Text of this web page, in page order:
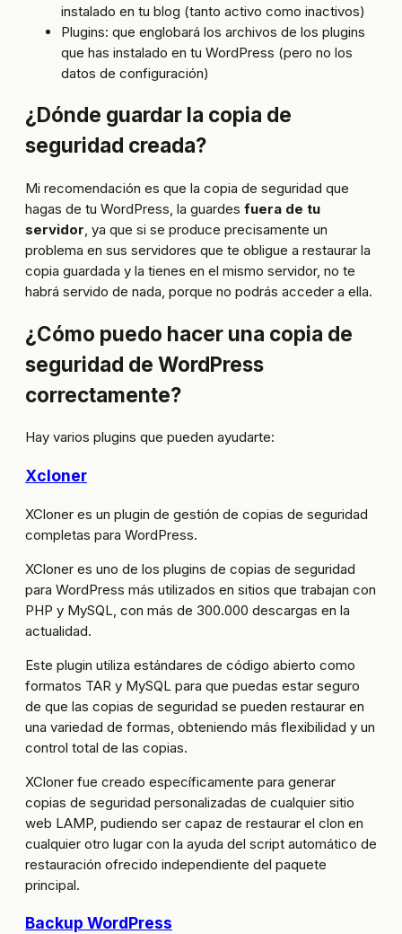
instalado en tu blog (tanto activo como inactivos)
Plugins: que englobará los archivos de los plugins
que has instalado en tu WordPress (pero no los
datos de configuración)
¿Dónde guardar la copia de
seguridad creada?
Mi recomendación es que la copia de seguridad que
hagas de tu WordPress, la guardes fuera de tu
servidor, ya que si se produce precisamente un
problema en sus servidores que te obligue a restaurar la
copia guardada y la tienes en el mismo servidor, no te
habrá servido de nada, porque no podrás acceder a ella.
¿Cómo puedo hacer una copia de
seguridad de WordPress
correctamente?
Hay varios plugins que pueden ayudarte:
Xcloner
XCloner es un plugin de gestión de copias de seguridad
completas para WordPress.
XCloner es uno de los plugins de copias de seguridad
para WordPress más utilizados en sitios que trabajan con
PHP y MySQL, con más de 300.000 descargas en la
actualidad.
Este plugin utiliza estándares de código abierto como
formatos TAR y MySQL para que puedas estar seguro
de que las copias de seguridad se pueden restaurar en
una variedad de formas, obteniendo más flexibilidad y un
control total de las copias.
XCloner fue creado específicamente para generar
copias de seguridad personalizadas de cualquier sitio
web LAMP, pudiendo ser capaz de restaurar el clon en
cualquier otro lugar con la ayuda del script automático de
restauración ofrecido independiente del paquete
principal.
Backup WordPress